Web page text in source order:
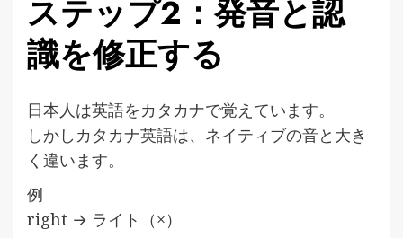
ステップ2：発音と認
識を修正する
日本人は英語をカタカナで覚えています。
しかしカタカナ英語は、ネイティブの音と大き
く違います。
例
right → ライト（×）